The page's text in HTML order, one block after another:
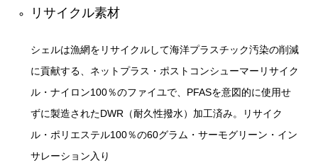
リサイクル素材
シェルは漁網をリサイクルして海洋プラスチック汚染の削減
に貢献する、ネットプラス・ポストコンシューマーリサイク
ル・ナイロン100％のファイユで、PFASを意図的に使用せ
ずに製造されたDWR（耐久性撥水）加工済み。リサイク
ル・ポリエステル100％の60グラム・サーモグリーン・イン
サレーション入り